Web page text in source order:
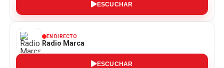
ESCUCHAR
EN DIRECTO
Radio Marca
ESCUCHAR